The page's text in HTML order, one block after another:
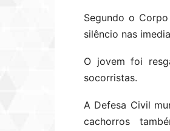
Segundo o
silêncio nas
O jovem foi
socorristas.
A Defesa Civil
cachorros